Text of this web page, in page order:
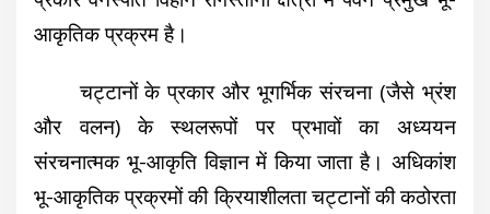
आकृतिक प्रक्रम है।
चट्टानों के प्रकार और भूगर्भिक संरचना (जैसे भ्रंश
और वलन) के स्थलरूपों पर प्रभावों का अध्ययन
संरचनात्मक भू-आकृति विज्ञान में किया जाता है। अधिकांश
भू-आकृतिक प्रक्रमों की क्रियाशीलता चट्टानों की कठोरता